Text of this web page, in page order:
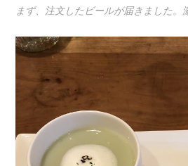
まず、注文したビールが届きました。